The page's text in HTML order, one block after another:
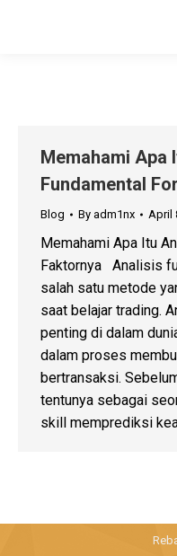
Memahami Apa
Fundamental
Blog By adm1nx April
Memahami Apa Itu
Faktornya Analisis
salah satu metode
saat belajar trading.
penting di dalam
dalam proses
bertransaksi.
tentunya sebagai
skill memprediksi